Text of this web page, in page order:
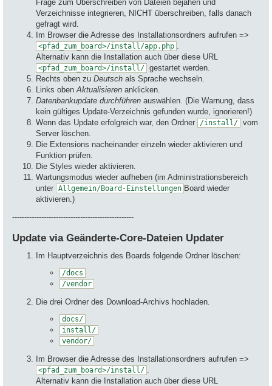
Frage zum Überschreiben von Dateien bejahen und
Verzeichnisse integrieren, NICHT überschreiben, falls danach
gefragt wird.
Im Browser die Adresse des Installationsordners aufrufen =>
<pfad_zum_board>/install/app.php
Alternativ kann die Installation auch über diese URL
<pfad_zum_board>/install/ gestartet werden.
Rechts oben zu Deutsch als Sprache wechseln.
Links oben Aktualisieren anklicken.
Datenbankupdate durchführen auswählen. (Die Warnung, dass
kein gültiges Update-Verzeichnis gefunden wurde, ignorieren!)
Wenn das Update erfolgreich war, den Ordner
/install/ vom
Server löschen.
Die Extensions nacheinander einzeln wieder aktivieren und
Funktion prüfen.
Die Styles wieder aktivieren.
Wartungsmodus wieder aufheben (im Administrationsbereich
unter Allgemein/Board-Einstellungen Board wieder
aktivieren.)
--------------------------------------------------
Update via Geänderte-Core-Dateien Updater
Im Hauptverzeichnis des Boards folgende Ordner löschen:
/docs
/vendor
Die drei Ordner des Download-Archivs hochladen.
docs/
install/
vendor/
Im Browser die Adresse des Installationsordners aufrufen =>
<pfad_zum_board>/install/
Alternativ kann die Installation auch über diese URL